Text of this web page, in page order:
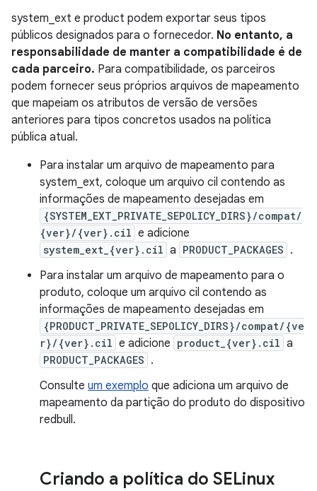
system_ext e product podem exportar seus tipos
públicos designados para o fornecedor. No entanto, a
responsabilidade de manter a compatibilidade é de
cada parceiro. Para compatibilidade, os parceiros
podem fornecer seus próprios arquivos de mapeamento
que mapeiam os atributos de versão de versões
anteriores para tipos concretos usados ​​na política
pública atual.
Para instalar um arquivo de mapeamento para
system_ext, coloque um arquivo cil contendo as
informações de mapeamento desejadas em
{SYSTEM_EXT_PRIVATE_SEPOLICY_DIRS}/compat/
{ver}/{ver}.cil e adicione
system_ext_{ver}.cil a PRODUCT_PACKAGES .
Para instalar um arquivo de mapeamento para o
produto, coloque um arquivo cil contendo as
informações de mapeamento desejadas em
{PRODUCT_PRIVATE_SEPOLICY_DIRS}/compat/{ve
r}/{ver}.cil e adicione product_{ver}.cil a
PRODUCT_PACKAGES .
Consulte um exemplo que adiciona um arquivo de
mapeamento da partição do produto do dispositivo
redbull.
Criando a política do SELinux